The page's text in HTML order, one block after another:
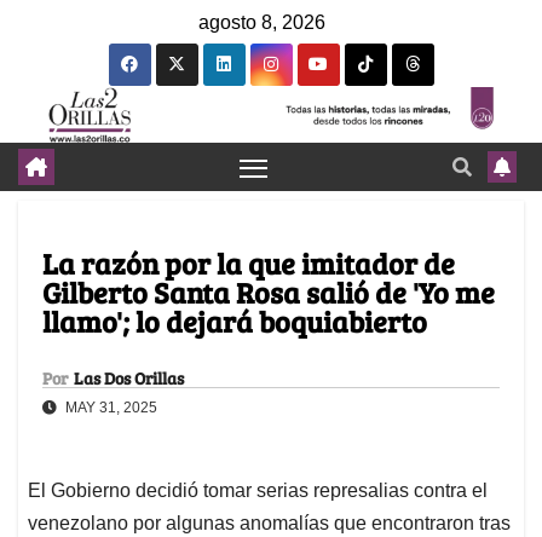
agosto 8, 2026
La razón por la que imitador de
Gilberto Santa Rosa salió de 'Yo me
llamo'; lo dejará boquiabierto
Por Las Dos Orillas
MAY 31, 2025
El Gobierno decidió tomar serias represalias contra el
venezolano por algunas anomalías que encontraron tras